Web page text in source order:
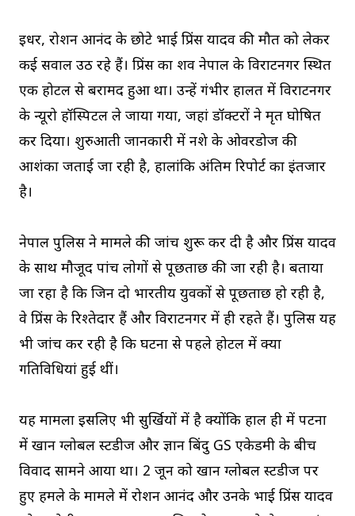
इधर, रोशन आनंद के छोटे भाई प्रिंस यादव की मौत को लेकर
कई सवाल उठ रहे हैं। प्रिंस का शव नेपाल के विराटनगर स्थित
एक होटल से बरामद हुआ था। उन्हें गंभीर हालत में विराटनगर
के न्यूरो हॉस्पिटल ले जाया गया, जहां डॉक्टरों ने मृत घोषित
कर दिया। शुरुआती जानकारी में नशे के ओवरडोज की
आशंका जताई जा रही है, हालांकि अंतिम रिपोर्ट का इंतजार
है।
नेपाल पुलिस ने मामले की जांच शुरू कर दी है और प्रिंस यादव
के साथ मौजूद पांच लोगों से पूछताछ की जा रही है। बताया
जा रहा है कि जिन दो भारतीय युवकों से पूछताछ हो रही है,
वे प्रिंस के रिश्तेदार हैं और विराटनगर में ही रहते हैं। पुलिस यह
भी जांच कर रही है कि घटना से पहले होटल में क्या
गतिविधियां हुई थीं।
यह मामला इसलिए भी सुर्खियों में है क्योंकि हाल ही में पटना
में खान ग्लोबल स्टडीज और ज्ञान बिंदु GS एकेडमी के बीच
विवाद सामने आया था। 2 जून को खान ग्लोबल स्टडीज पर
हुए हमले के मामले में रोशन आनंद और उनके भाई प्रिंस यादव